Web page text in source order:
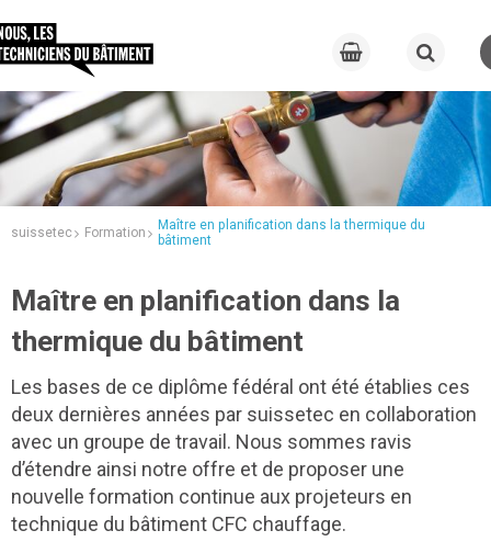
suissetec Formation
Maître en planification dans la thermique du
bâtiment
Maître en planification dans la
thermique du bâtiment
Les bases de ce diplôme fédéral ont été établies ces
deux dernières années par suissetec en collaboration
avec un groupe de travail. Nous sommes ravis
d’étendre ainsi notre offre et de proposer une
nouvelle formation continue aux projeteurs en
technique du bâtiment CFC chauffage.